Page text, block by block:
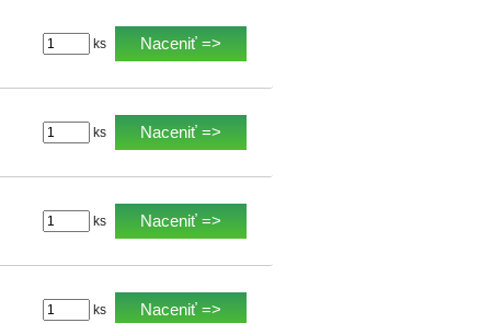
ks Naceniť =>
ks Naceniť =>
ks Naceniť =>
ks Naceniť =>